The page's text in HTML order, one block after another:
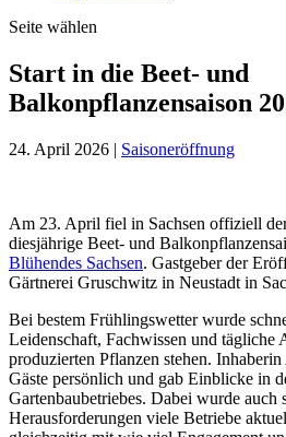
Seite wählen
Start in die Beet- und
Balkonpflanzensaison
24. April 2026 | Saisoneröffnung
Am 23. April fiel in Sachsen offiziell
diesjährige Beet- und
Blühendes Sachsen. Gastgeber der
Gärtnerei Gruschwitz in Neustadt in
Bei bestem Frühlingswetter wurde
Leidenschaft, Fachwissen und tägliche
produzierten Pflanzen stehen.
Gäste persönlich und gab Einblicke in
Gartenbaubetriebes. Dabei wurde auch
Herausforderungen viele Betriebe